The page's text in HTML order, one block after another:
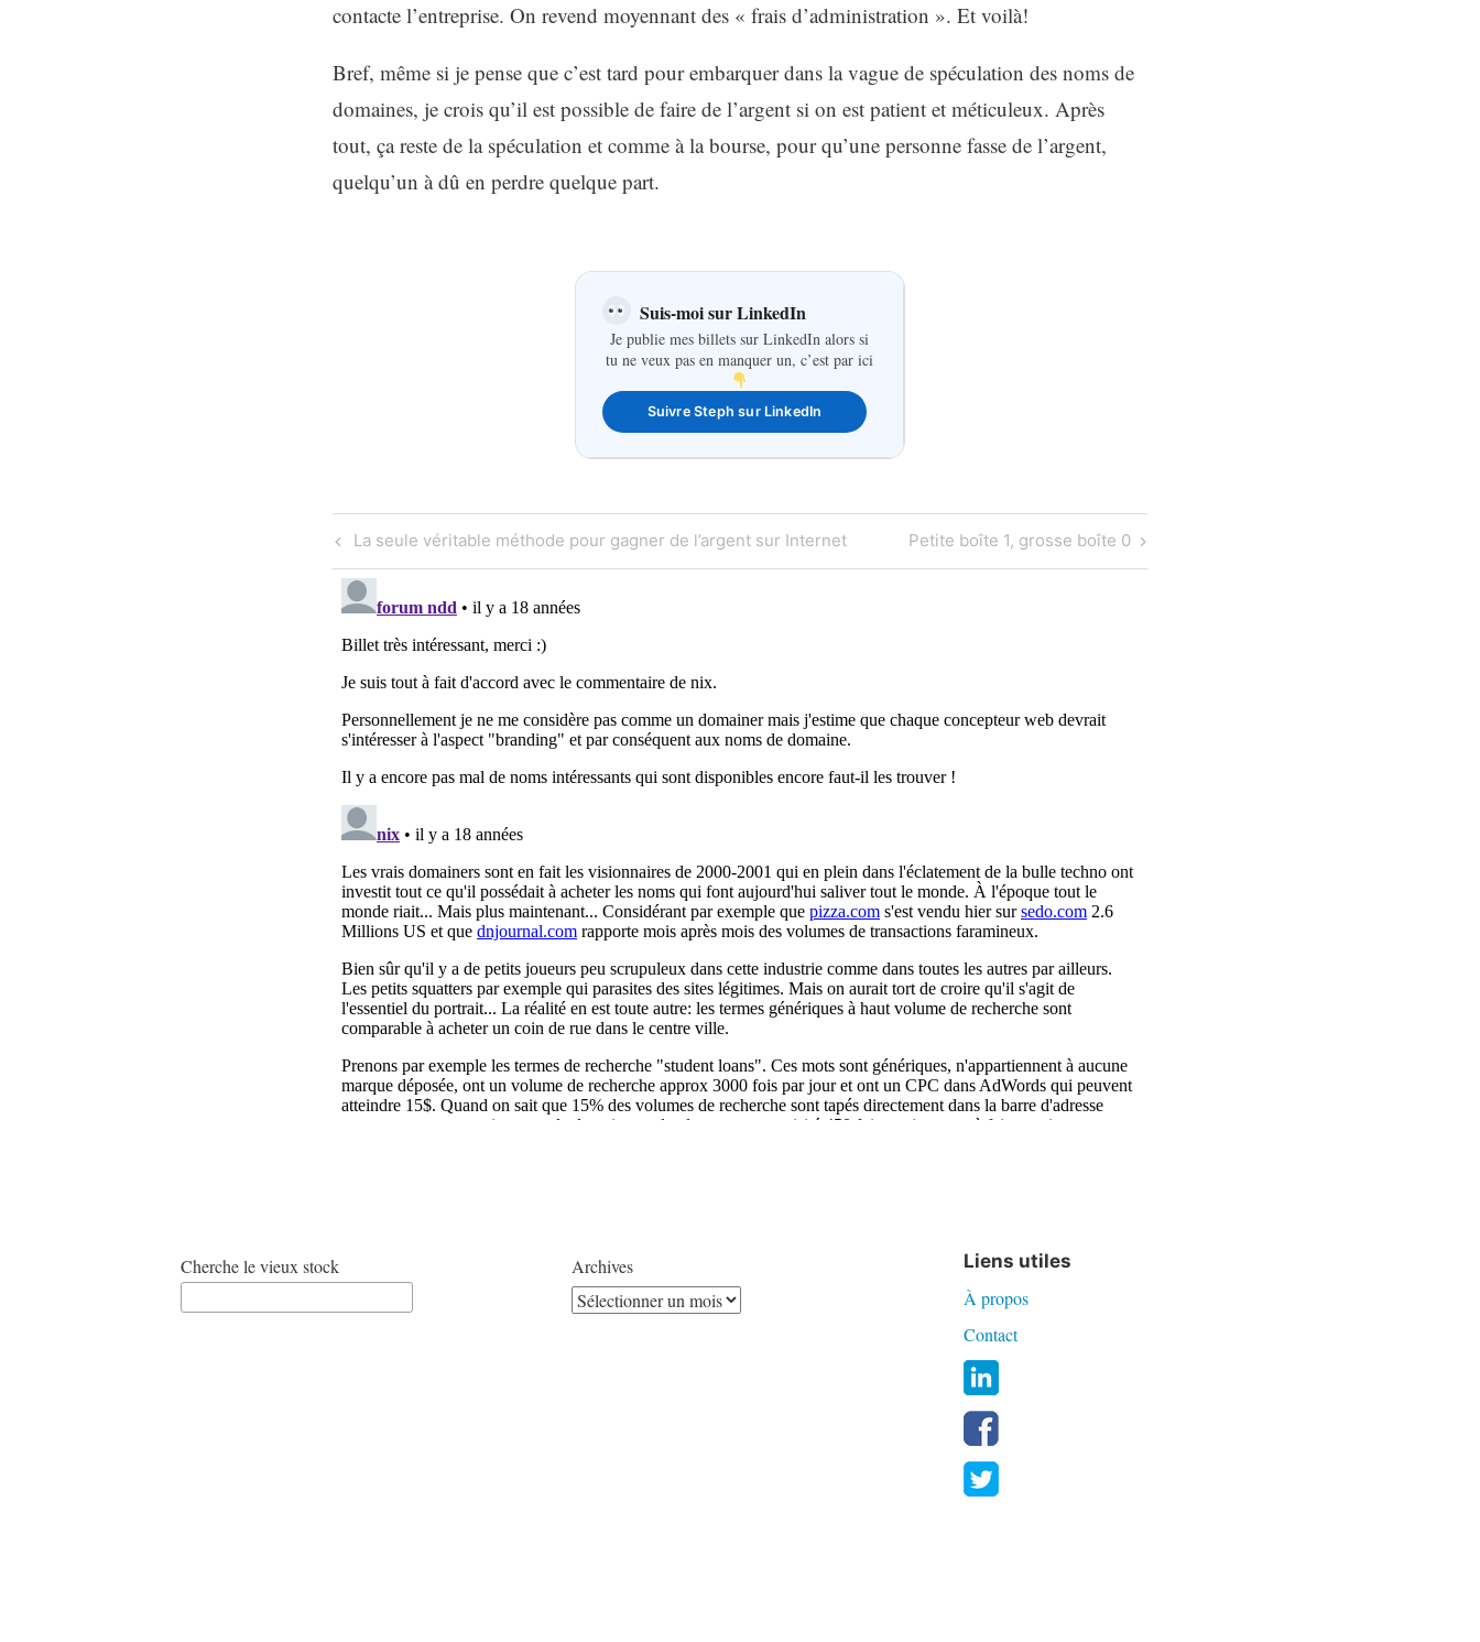
contacte l’entreprise. On revend moyennant des « frais d’administration ». Et voilà!
Bref, même si je pense que c’est tard pour embarquer dans la vague de spéculation des noms de
domaines, je crois qu’il est possible de faire de l’argent si on est patient et méticuleux. Après
tout, ça reste de la spéculation et comme à la bourse, pour qu’une personne fasse de l’argent,
quelqu’un à dû en perdre quelque part.
Suis-moi sur LinkedIn
Je publie mes billets sur LinkedIn alors si
tu ne veux pas en manquer un, c’est par ici
Suivre Steph sur LinkedIn
Navigation
de
l'article
Previous
Post
La seule véritable méthode pour gagner de l’argent sur Internet
Next
Post
Petite boîte 1, grosse boîte 0
Cherche le vieux stock Archives Liens utiles
À propos
Contact